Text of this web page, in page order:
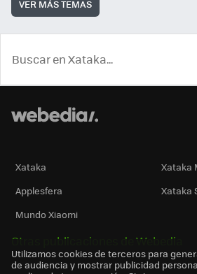
VER MÁS TEMAS
Xataka
Xataka
Applesfera
Xataka
Mundo Xiaomi
Otras publicaciones de Webedia
Utilizamos cookies de terceros para
de audiencia y mostrar publicidad